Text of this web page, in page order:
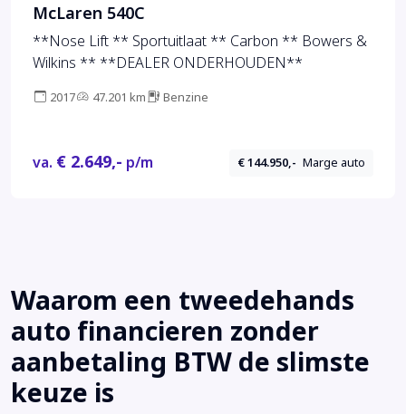
McLaren 540C
**Nose Lift ** Sportuitlaat ** Carbon ** Bowers &
Wilkins ** **DEALER ONDERHOUDEN**
2017 47.201 km Benzine
va. € 2.649,- p/m € 144.950,- Marge auto
Waarom een tweedehands
auto financieren zonder
aanbetaling BTW de slimste
keuze is